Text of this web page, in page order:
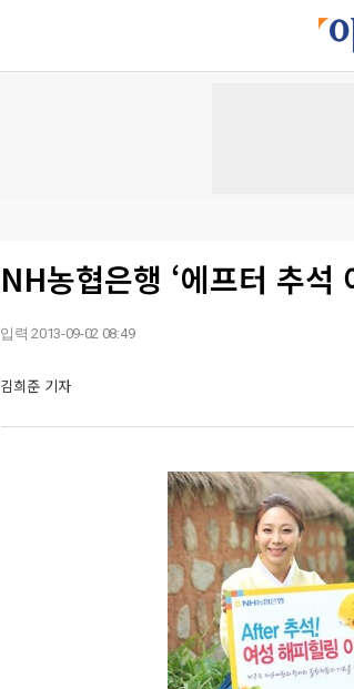
NH농협은행 ‘에프터 추석
입력 2013-09-02 08:49
김희준 기자